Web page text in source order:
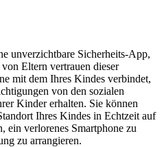
unverzichtbare Sicherheits-App,
Eltern vertrauen dieser
mit dem Ihres Kindes verbindet,
von den sozialen
Kinder erhalten. Sie können
Ihres Kindes in Echtzeit auf
ein verlorenes Smartphone zu
zu arrangieren.